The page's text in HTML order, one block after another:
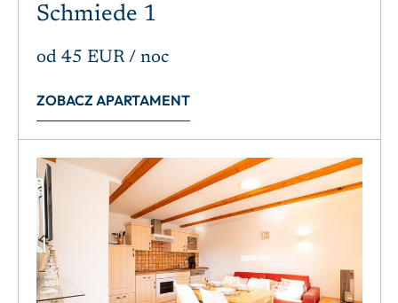
Schmiede 1
od 45 EUR/ noc
ZOBACZ APARTAMENT